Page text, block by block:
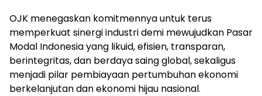
OJK menegaskan komitmennya untuk terus
memperkuat sinergi industri demi mewujudkan Pasar
Modal Indonesia yang likuid, efisien, transparan,
berintegritas, dan berdaya saing global, sekaligus
menjadi pilar pembiayaan pertumbuhan ekonomi
berkelanjutan dan ekonomi hijau nasional.